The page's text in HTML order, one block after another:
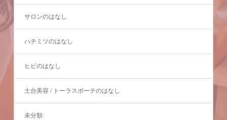
サロンのはなし
ハチミツのはなし
ヒビのはなし
土台美容 / トーラスボーテのはなし
未分類